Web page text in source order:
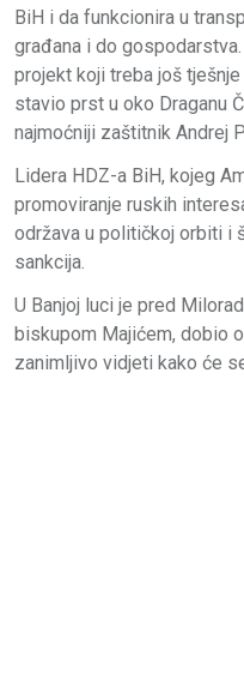
BiH i da funkcionira u
građana i do
projekt koji treba još
stavio prst u oko Draganu
najmoćniji zaštitnik Andrej
Lidera HDZ-a BiH, kojeg
promoviranje ruskih
održava u političkoj orbiti i
sankcija.
U Banjoj luci je pred
biskupom Majićem, dobio
zanimljivo vidjeti kako će